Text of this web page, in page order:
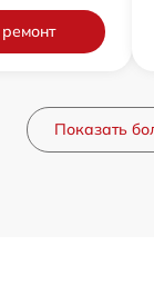
Показать